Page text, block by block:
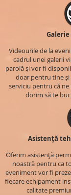
Videourile de la
cadrul unei galerii
parolă și vor fi
doar pentru tine
serviciu pentru că
dorim să te
Asistență
Oferim asistență
noastră pentru ca
eveniment vor fi
fiecare echipament
calitate